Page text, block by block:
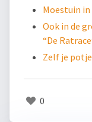
Moestuin
Ook in de
“De
Zelf je
0